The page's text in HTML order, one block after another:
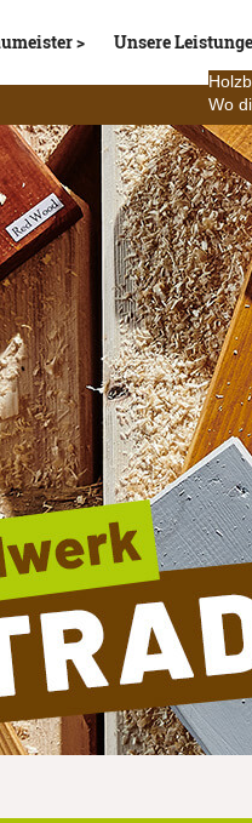
Unsere
Wo